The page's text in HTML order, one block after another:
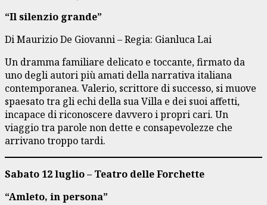
“Il silenzio grande”
Di Maurizio De Giovanni – Regia: Gianluca Lai
Un dramma familiare delicato e toccante, firmato da
uno degli autori più amati della narrativa italiana
contemporanea. Valerio, scrittore di successo, si muove
spaesato tra gli echi della sua Villa e dei suoi affetti,
incapace di riconoscere davvero i propri cari. Un
viaggio tra parole non dette e consapevolezze che
arrivano troppo tardi.
Sabato 12 luglio – Teatro delle Forchette
“Amleto, in persona”